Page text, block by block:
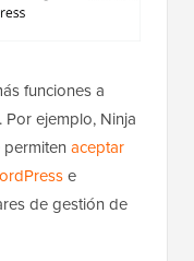
funciones a
ejemplo, Ninja
aceptar
e
de gestión de